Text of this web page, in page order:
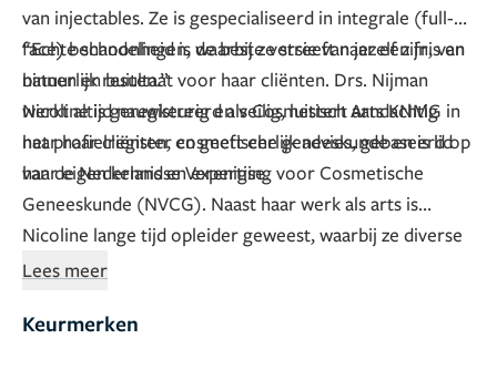
van injectables. Ze is gespecialiseerd in integrale (full-
face) behandelingen, waarbij ze streeft naar een fris en
natuurlijk resultaat voor haar cliënten. Drs. Nijman
werkt altijd nauwkeurig en veilig, luistert aandachtig
naar haar cliënten, en geeft eerlijk advies, gebaseerd op
haar eigen kennis en expertise.
“Echte schoonheid is de beste versie van jezelf zijn, van
binnen en buiten.”
Nicoline is geregistreerd als Cosmetisch Arts KNMG in
het profielregister cosmetische geneeskunde en is lid
van de Nederlandse Vereniging voor Cosmetische
Geneeskunde (NVCG). Naast haar werk als arts is
Nicoline lange tijd opleider geweest, waarbij ze diverse
cosmetisch artsen heeft opgeleid en trainingen heeft
Nicoline regelmatig deel aan congressen in zowel
Lees meer
Keurmerken